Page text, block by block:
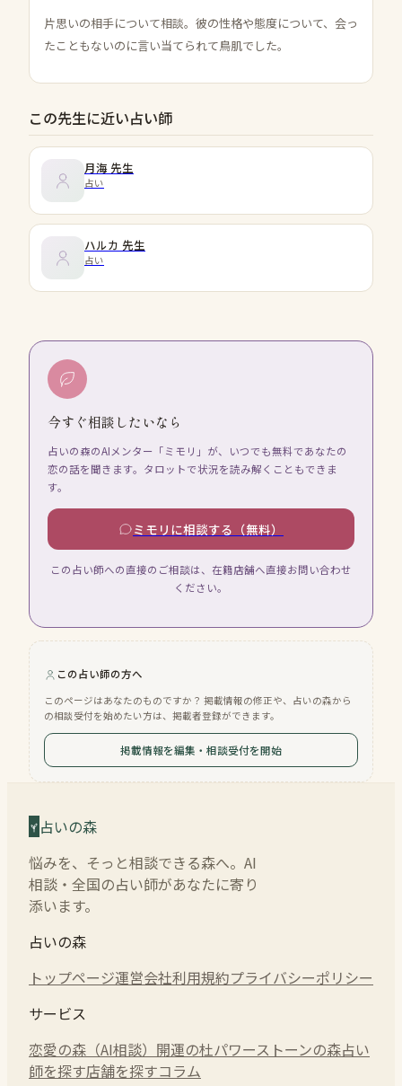
片思いの相手について相談。彼の性格や態度について、会っ
たこともないのに言い当てられて鳥肌でした。
この先生に近い占い師
月海 先生
占い
ハルカ 先生
占い
今すぐ相談したいなら
占いの森のAIメンター「ミモリ」が、いつでも無料であなたの
恋の話を聞きます。タロットで状況を読み解くこともできま
す。
ミモリに相談する（無料）
この占い師への直接のご相談は、在籍店舗へ直接お問い合わせ
ください。
この占い師の方へ
このページはあなたのものですか？ 掲載情報の修正や、占いの森から
の相談受付を始めたい方は、掲載者登録ができます。
掲載情報を編集・相談受付を開始
占いの森
悩みを、そっと相談できる森へ。AI
相談・全国の占い師があなたに寄り
添います。
占いの森
トップページ運営会社利用規約プライバシーポリシー
サービス
恋愛の森（AI相談） 開運の杜パワーストーンの森占い
師を探す店舗を探すコラム